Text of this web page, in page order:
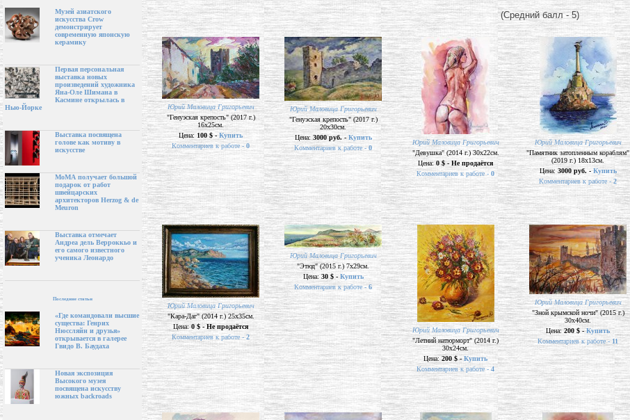
Музей азиатского
искусства Crow
демонстрирует
современную японскую
керамику
Первая персональная
выставка новых
произведений художника
Яна-Оле Шимана в
Касмине открылась в
Нью-Йорке
Выставка посвящена
голове как мотиву в
искусстве
МоМА получает большой
подарок от работ
швейцарских
архитекторов Herzog & de
Meuron
Выставка отмечает
Андреа дель Верроккьо и
его самого известного
ученика Леонардо
Последние статьи
«Где командовали высшие
существа: Генрих
Нюссляйн и друзья»
открывается в галерее
Гвидо В. Баудаха
Новая экспозиция
Высокого музея
посвящена искусству
южных backroads
(Средний балл - 5)
Юрий Маловица Григорьевич
"Генуэская крепость" (2017 г.)
16х25см.
Цена: 100 $ -Купить
Комментариев к работе - 0
Юрий Маловица Григорьевич
"Генуэская крепость" (2017 г.)
20х30см.
Цена:3000 руб. -Купить
Комментариев к работе - 0
Юрий Маловица Григорьевич
"Девушка" (2014 г.) 30х22см.
Цена: 0 $ - Не продаётся
Комментариев к работе - 0
Юрий Маловица Григорьевич
"Памятник затопленным кораблям"
(2019 г.) 18х13см.
Цена:3000 руб. -Купить
Комментариев к работе -2
Юрий Маловица Григорьевич
"Кара-Даг" (2014 г.) 25х35см.
Цена:0 $ - Не продаётся
Комментариев к работе - 2
Юрий Маловица Григорьевич
"Этюд" (2015 г.) 7х29см.
Цена: 30 $ - Купить
Комментариев к работе -6
Юрий Маловица Григорьевич
"Летний натюрморт" (2014 г.)
30х24см.
Цена:200 $ -Купить
Комментариев к работе - 4
Юрий Маловица Григорьевич
"Зной крымской ночи" (2015 г.)
30х40см.
Цена:200 $ -Купить
Комментариев к работе - 11